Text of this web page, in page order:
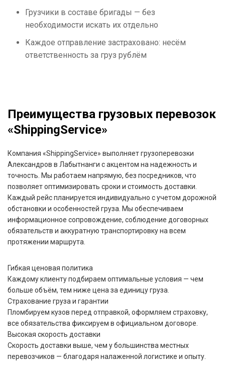
Грузчики в составе бригады — без
необходимости искать их отдельно
Каждое отправление застраховано: несём
ответственность за груз рублём
Преимущества грузовых перевозок
«ShippingService»
Компания «ShippingService» выполняет грузоперевозки
Александров в Лабытнанги с акцентом на надежность и
точность. Мы работаем напрямую, без посредников, что
позволяет оптимизировать сроки и стоимость доставки.
Каждый рейс планируется индивидуально с учетом дорожной
обстановки и особенностей груза. Мы обеспечиваем
информационное сопровождение, соблюдение договорных
обязательств и аккуратную транспортировку на всем
протяжении маршрута.
Гибкая ценовая политика
Каждому клиенту подбираем оптимальные условия — чем
больше объём, тем ниже цена за единицу груза.
Страхование груза и гарантии
Пломбируем кузов перед отправкой, оформляем страховку,
все обязательства фиксируем в официальном договоре.
Высокая скорость доставки
Скорость доставки выше, чем у большинства местных
перевозчиков — благодаря налаженной логистике и опыту.